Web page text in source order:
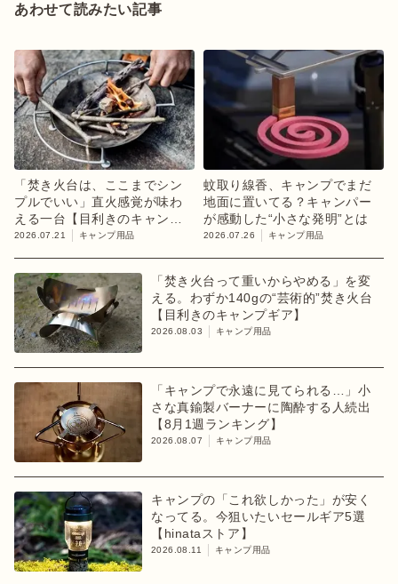
あわせて読みたい記事
「焚き火台は、ここまでシン
プルでいい」直火感覚が味わ
える一台【目利きのキャンプ
ギア】
2026.07.21 キャンプ用品
蚊取り線香、キャンプでまだ
地面に置いてる？キャンパー
が感動した“小さな発明”とは
2026.07.26 キャンプ用品
「焚き火台って重いからやめる」を変
える。わずか140gの“芸術的”焚き火台
【目利きのキャンプギア】
2026.08.03 キャンプ用品
「キャンプで永遠に見てられる…」小
さな真鍮製バーナーに陶酔する人続出
【8月1週ランキング】
2026.08.07 キャンプ用品
キャンプの「これ欲しかった」が安く
なってる。今狙いたいセールギア5選
【hinataストア】
2026.08.11 キャンプ用品